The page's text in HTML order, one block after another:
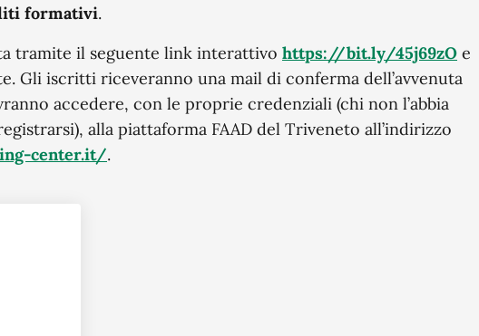
formativi.
tramite il seguente link interattivo https://bit.ly/45j69zO e
Gli iscritti riceveranno una mail di conferma dell’avvenuta
accedere, con le proprie credenziali (chi non l’abbia
alla piattaforma FAAD del Triveneto all’indirizzo
center.it/.